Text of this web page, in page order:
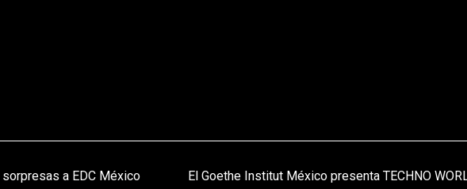
a EDC México
El Goethe Institut México presenta TECHNO